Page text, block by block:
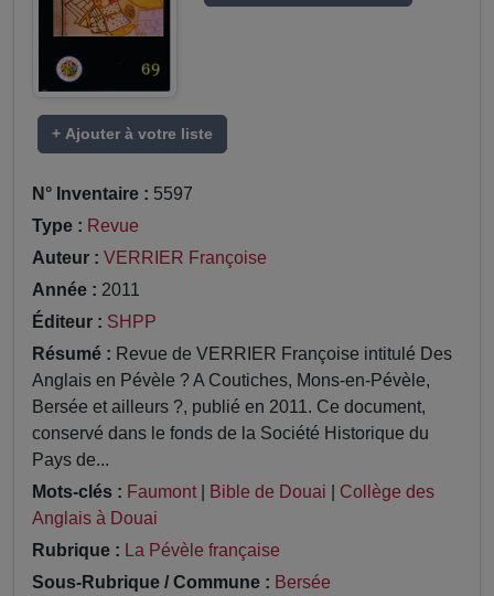
+ Ajouter à votre liste
N° Inventaire : 5597
Type : Revue
Auteur : VERRIER Françoise
Année : 2011
Éditeur : SHPP
Résumé : Revue de VERRIER Françoise intitulé Des
Anglais en Pévèle ? A Coutiches, Mons-en-Pévèle,
Bersée et ailleurs ?, publié en 2011. Ce document,
conservé dans le fonds de la Société Historique du
Pays de...
Mots-clés : Faumont Bible de Douai
Collège des
Anglais à Douai
Rubrique : La Pévèle française
Sous-Rubrique / Commune : Bersée